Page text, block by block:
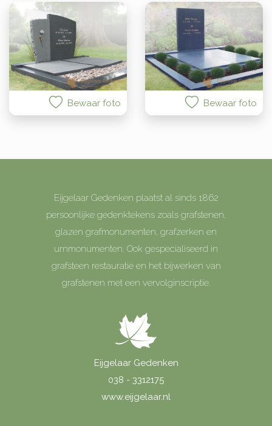
Bewaar foto Bewaar foto
Eijgelaar Gedenken plaatst al sinds 1862
persoonlijke gedenktekens zoals grafstenen,
glazen grafmonumenten, grafzerken en
urnmonumenten. Ook gespecialiseerd in
grafsteen restauratie en het bijwerken van
grafstenen met een vervolginscriptie.
Eijgelaar Gedenken
038 - 3312175
www.eijgelaar.nl